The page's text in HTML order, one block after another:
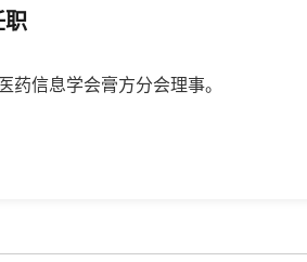
职
药信息学会膏方分会理事。